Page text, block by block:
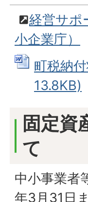
経営サポ
小企業庁）
町税納
13.8KB)
固定資
て
中小事業者
年3月31日